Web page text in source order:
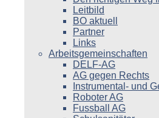
Leitbild
BO aktuell
Partner
Links
Arbeitsgemeinschaften
DELF-AG
AG gegen Rechts
Instrumental- und
Roboter AG
Fussball AG